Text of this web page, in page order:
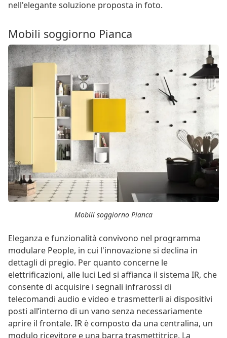
nell'elegante soluzione proposta in foto.
Mobili soggiorno Pianca
Mobili soggiorno Pianca
Eleganza e funzionalità convivono nel programma
modulare People, in cui l'innovazione si declina in
dettagli di pregio. Per quanto concerne le
elettrificazioni, alle luci Led si affianca il sistema IR, che
consente di acquisire i segnali infrarossi di
telecomandi audio e video e trasmetterli ai dispositivi
posti all’interno di un vano senza necessariamente
aprire il frontale. IR è composto da una centralina, un
modulo ricevitore e una barra trasmettitrice. La